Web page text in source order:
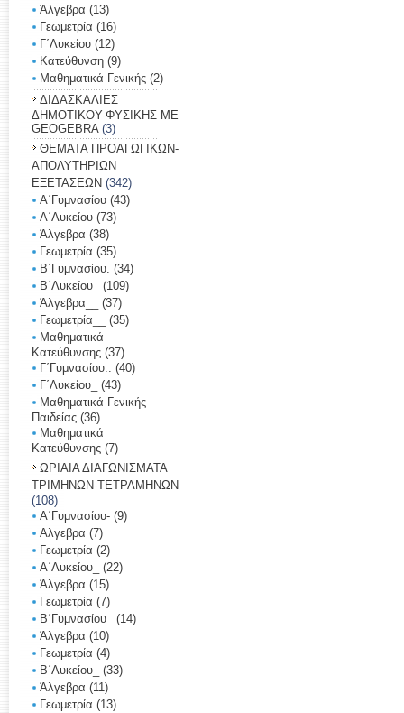
Άλγεβρα (13)
Γεωμετρία (16)
Γ΄Λυκείου (12)
Κατεύθυνση (9)
Μαθηματικά Γενικής (2)
ΔΙΔΑΣΚΑΛΙΕΣ
ΔΗΜΟΤΙΚΟΥ-ΦΥΣΙΚΗΣ ΜΕ
GEOGEBRA (3)
ΘΕΜΑΤΑ ΠΡΟΑΓΩΓΙΚΩΝ-
ΑΠΟΛΥΤΗΡΙΩΝ
ΕΞΕΤΑΣΕΩΝ (342)
Α΄Γυμνασίου (43)
Α΄Λυκείου (73)
Άλγεβρα (38)
Γεωμετρία (35)
Β΄Γυμνασίου. (34)
Β΄Λυκείου_
(109)
Άλγεβρα__
(37)
Γεωμετρία__
(35)
Μαθηματικά
Κατεύθυνσης (37)
Γ΄Γυμνασίου..
(40)
Γ΄Λυκείoυ_
(43)
Μαθηματικά Γενικής
Παιδείας (36)
Μαθηματικά
Κατεύθυνσης (7)
ΩΡΙΑΙΑ ΔΙΑΓΩΝΙΣΜΑΤΑ
ΤΡΙΜΗΝΩΝ-ΤΕΤΡΑΜΗΝΩΝ
(108)
Α΄Γυμνασίου- (9)
Αλγεβρα (7)
Γεωμετρία (2)
Α΄Λυκείου_
(22)
Άλγεβρα (15)
Γεωμετρία (7)
Β΄Γυμνασίου_
(14)
Άλγεβρα (10)
Γεωμετρία (4)
Β΄Λυκείου_
(33)
Άλγεβρα (11)
Γεωμετρία (13)